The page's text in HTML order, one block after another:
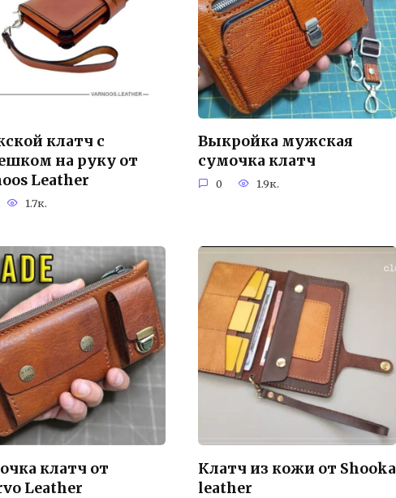
клатч с
на руку от
Leather
1.7к.
Выкройка мужская
сумочка клатч
0 1.9к.
клатч от
Leather
Клатч из кожи от Shooka
leather